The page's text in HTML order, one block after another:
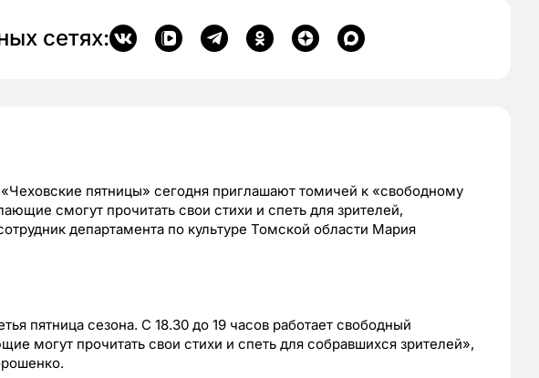
сетях:
пятницы» сегодня приглашают томичей к «свободному
смогут прочитать свои стихи и спеть для зрителей,
департамента по культуре Томской области Мария
пятница сезона. С 18.30 до 19 часов работает свободный
могут прочитать свои стихи и спеть для собравшихся зрителей»,